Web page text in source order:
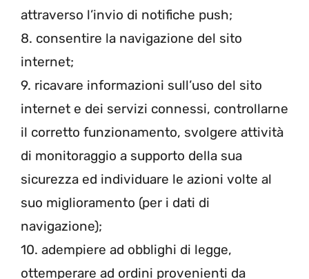
attraverso l’invio di notifiche push;
8. consentire la navigazione del sito
internet;
9. ricavare informazioni sull’uso del sito
internet e dei servizi connessi, controllarne
il corretto funzionamento, svolgere attività
di monitoraggio a supporto della sua
sicurezza ed individuare le azioni volte al
suo miglioramento (per i dati di
navigazione);
10. adempiere ad obblighi di legge,
ottemperare ad ordini provenienti da